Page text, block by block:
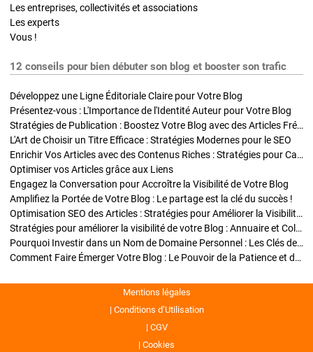
Les entreprises, collectivités et associations
Les experts
Vous !
12 conseils pour bien débuter son blog et booster son trafic
Développez une Ligne Éditoriale Claire pour Votre Blog
Présentez-vous : L'Importance de l'Identité Auteur pour Votre Blog
Stratégies de Publication : Boostez Votre Blog avec des Articles Fréquents et Exclusifs
L'Art de Choisir un Titre Efficace : Stratégies Modernes pour le SEO
Enrichir Vos Articles avec des Contenus Riches : Stratégies pour Captiver et Optimiser
Optimiser vos Articles grâce aux Liens
Engagez la Conversation pour Accroître la Visibilité de Votre Blog
Amplifiez la Portée de Votre Blog : Le partage est la clé du succès !
Optimisation SEO des Articles : Stratégies pour Améliorer la Visibilité de Votre Blog
Stratégies pour améliorer la visibilité de votre Blog : Annuaire et Collaborations
Pourquoi Investir dans un Nom de Domaine Personnel : Les Clés de la Réussite de Votre Blog
Comment Faire Émerger Votre Blog : Le Pouvoir de la Patience et de la Persévérance
Mentions légales
Conditions d’Utilisation
CGV
Cookies